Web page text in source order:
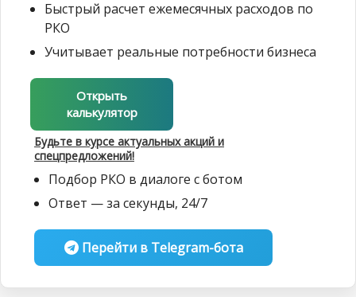
Быстрый расчет ежемесячных расходов по
РКО
Учитывает реальные потребности бизнеса
Открыть
калькулятор
Будьте в курсе актуальных акций и
спецпредложений!
Подбор РКО в диалоге с ботом
Ответ — за секунды, 24/7
Перейти в Telegram-бота